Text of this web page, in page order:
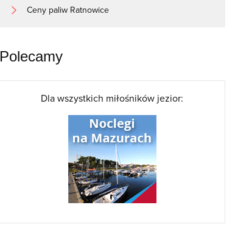
Ceny paliw Ratnowice
Polecamy
Dla wszystkich miłośników jezior: